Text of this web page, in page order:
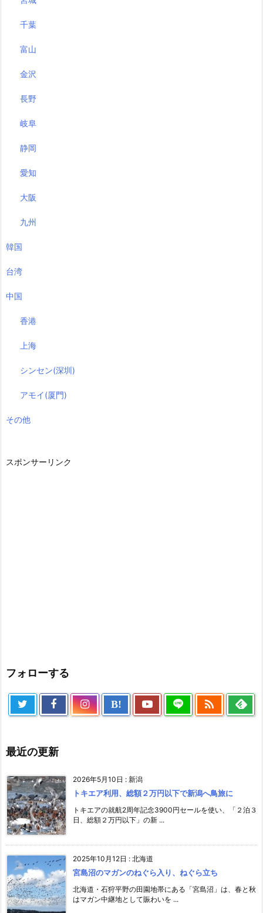
千葉
富山
金沢
長野
岐阜
静岡
愛知
大阪
九州
韓国
台湾
中国
香港
上海
シンセン(深圳)
アモイ(厦門)
その他
スポンサーリンク
フォローする
B! 
最近の更新
2026年5月10日 : 新潟
トキエア利用、総額２万円以下で新潟へ鳥旅に
トキエアの就航2周年記念3900円セールを使い、「２泊３
日、総額２万円以下」の新 ...
2025年10月12日 : 北海道
宮島沼のマガンのねぐら入り、ねぐら立ち
北海道・石狩平野の田園地帯にある「宮島沼」は、春と秋
はマガン中継地として賑わいを ...